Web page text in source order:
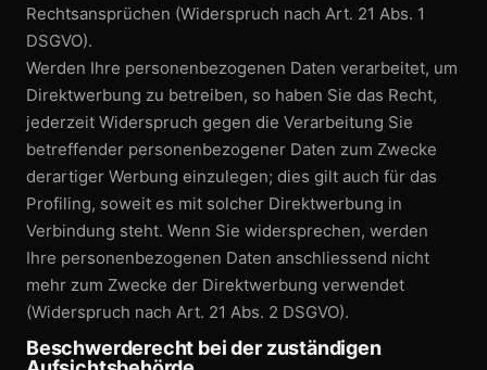
Rechtsansprüchen (Widerspruch nach Art. 21 Abs. 1
DSGVO).
Werden Ihre personen­bezogenen Daten verarbeitet, um
Direktwerbung zu betreiben, so haben Sie das Recht,
jederzeit Widerspruch gegen die Verarbeitung Sie
betreffender personen­bezogener Daten zum Zwecke
derartiger Werbung einzulegen; dies gilt auch für das
Profiling, soweit es mit solcher Direktwerbung in
Verbindung steht. Wenn Sie widersprechen, werden
Ihre personen­bezogenen Daten anschliessend nicht
mehr zum Zwecke der Direktwerbung verwendet
(Widerspruch nach Art. 21 Abs. 2 DSGVO).
Beschwerderecht bei der zuständigen